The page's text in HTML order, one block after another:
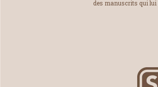
des manuscrits qui lui